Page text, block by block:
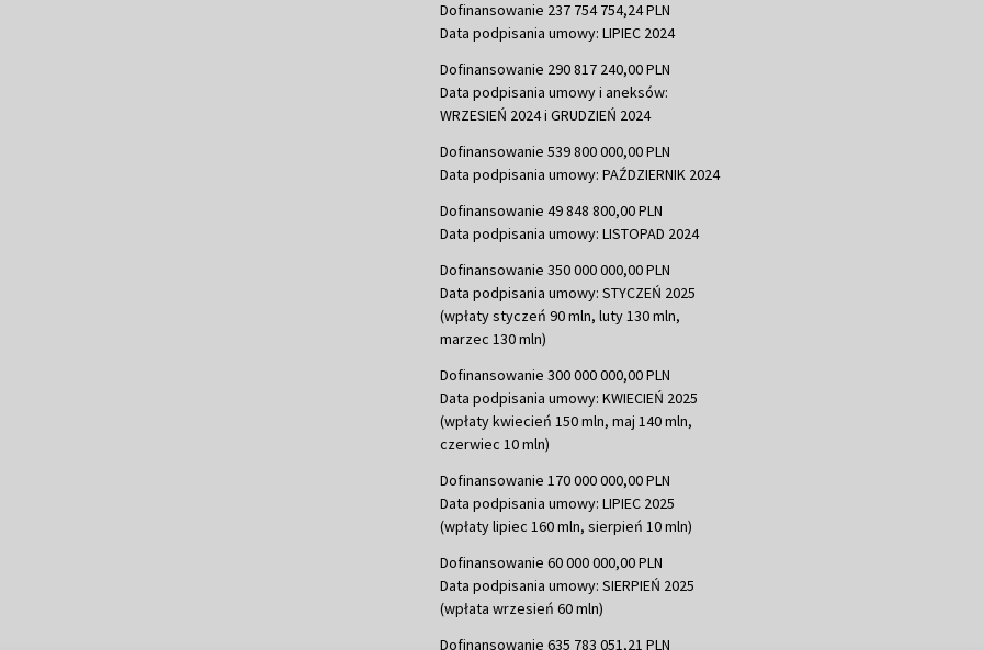
Dofinansowanie 237 754 754,24 PLN
Data podpisania umowy: LIPIEC 2024
Dofinansowanie 290 817 240,00 PLN
Data podpisania umowy i aneksów:
WRZESIEŃ 2024 i GRUDZIEŃ 2024
Dofinansowanie 539 800 000,00 PLN
Data podpisania umowy: PAŹDZIERNIK 2024
Dofinansowanie 49 848 800,00 PLN
Data podpisania umowy: LISTOPAD 2024
Dofinansowanie 350 000 000,00 PLN
Data podpisania umowy: STYCZEŃ 2025
(wpłaty styczeń 90 mln, luty 130 mln,
marzec 130 mln)
Dofinansowanie 300 000 000,00 PLN
Data podpisania umowy: KWIECIEŃ 2025
(wpłaty kwiecień 150 mln, maj 140 mln,
czerwiec 10 mln)
Dofinansowanie 170 000 000,00 PLN
Data podpisania umowy: LIPIEC 2025
(wpłaty lipiec 160 mln, sierpień 10 mln)
Dofinansowanie 60 000 000,00 PLN
Data podpisania umowy: SIERPIEŃ 2025
(wpłata wrzesień 60 mln)
Dofinansowanie 635 783 051,21 PLN